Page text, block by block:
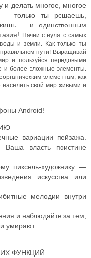
и делать многое, многое
– только ты решаешь,
– и единственным
Начни с нуля, с самых
и земли. Как только ты
пути! Выращивай
и пользуйся передовыми
и более сложные элементы.
элементам, как
населить свой мир живыми и
Android!
вариации пейзажа.
Ваша власть поистине
пиксель-художнику ―
искусства или
мелодии внутри
и наблюдайте за тем,
и умирают.
ФУНКЦИЙ: